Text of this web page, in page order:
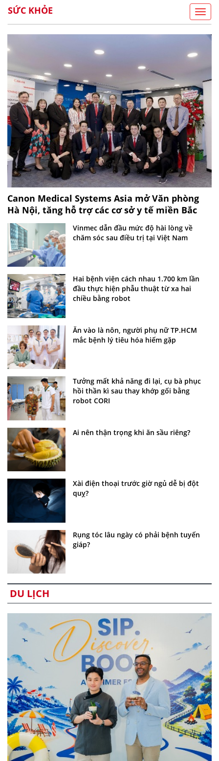
SỨC KHỎE
Canon Medical Systems Asia mở Văn phòng
Hà Nội, tăng hỗ trợ các cơ sở y tế miền Bắc
Vinmec dẫn đầu mức độ hài lòng về
chăm sóc sau điều trị tại Việt Nam
Hai bệnh viện cách nhau 1.700 km lần
đầu thực hiện phẫu thuật từ xa hai
chiều bằng robot
Ăn vào là nôn, người phụ nữ TP.HCM
mắc bệnh lý tiêu hóa hiếm gặp
Tưởng mất khả năng đi lại, cụ bà phục
hồi thần kì sau thay khớp gối bằng
robot CORI
Ai nên thận trọng khi ăn sầu riêng?
Xài điện thoại trước giờ ngủ dễ bị đột
quỵ?
Rụng tóc lâu ngày có phải bệnh tuyến
giáp?
DU LỊCH